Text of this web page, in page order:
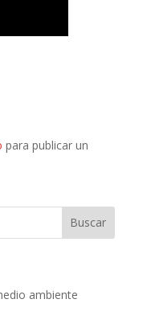
para publicar un
ambiente